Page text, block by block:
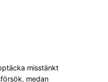
misstänkt
medan